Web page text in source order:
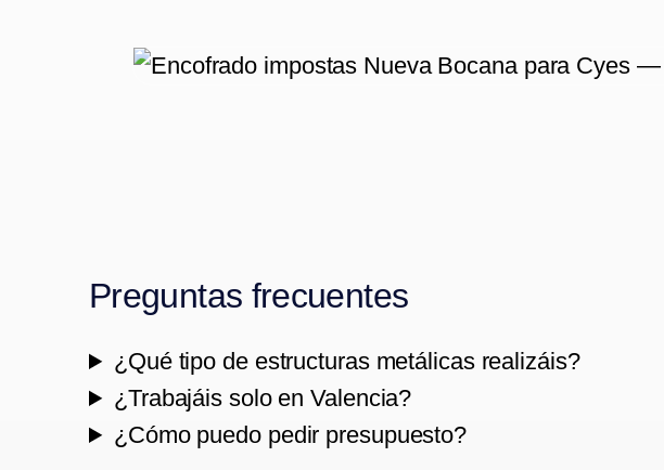
Preguntas frecuentes
¿Qué tipo de estructuras metálicas realizáis?
¿Trabajáis solo en Valencia?
¿Cómo puedo pedir presupuesto?